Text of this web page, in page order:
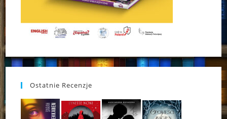
Ostatnie Recenzje